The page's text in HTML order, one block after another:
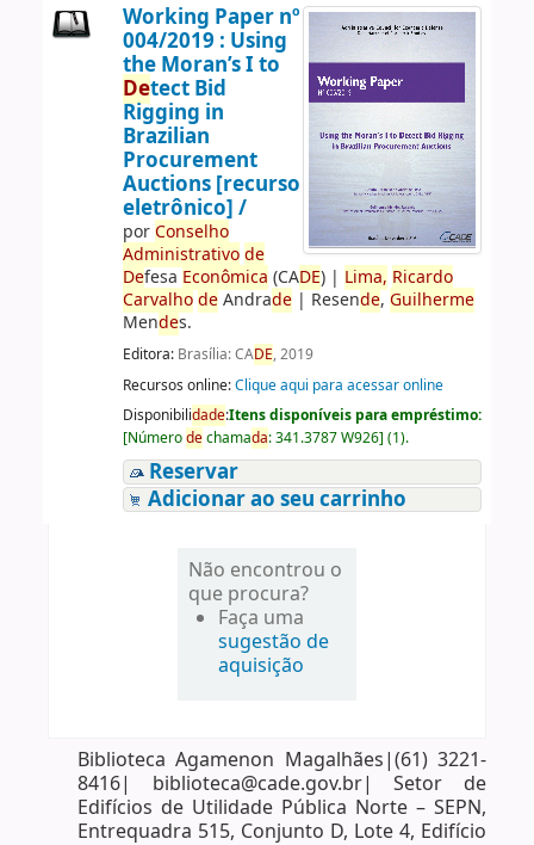
Working Paper nº
004/2019 : Using
the Moran’s I to
Detect Bid
Rigging in
Brazilian
Procurement
Auctions [recurso
eletrônico] /
porConselho
Administrativo de
Defesa Econômica (CADE)| Lima, Ricardo
Carvalho deAndrade| Resende, Guilherme
Mendes.
Editora: Brasília: CADE, 2019
Recursos online:Clique aqui para acessar online
Disponibilidade:Itens disponíveis para empréstimo:
[Númerodechamada:341.3787 W926] (1).
Reservar
Adicionar ao seu carrinho
Não encontrou o
que procura?
Faça uma
sugestão de
aquisição
Biblioteca Agamenon Magalhães|(61) 3221-
8416| biblioteca@cade.gov.br| Setor de
Edifícios de Utilidade Pública Norte – SEPN,
Entrequadra 515, Conjunto D, Lote 4, Edifício